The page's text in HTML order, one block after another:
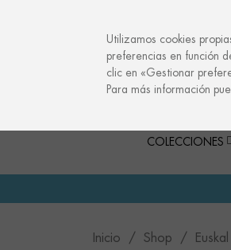
COLECCIONES
Inicio Shop
Utilizamos cookies
preferencias en función
clic en «Gestionar
Para más información